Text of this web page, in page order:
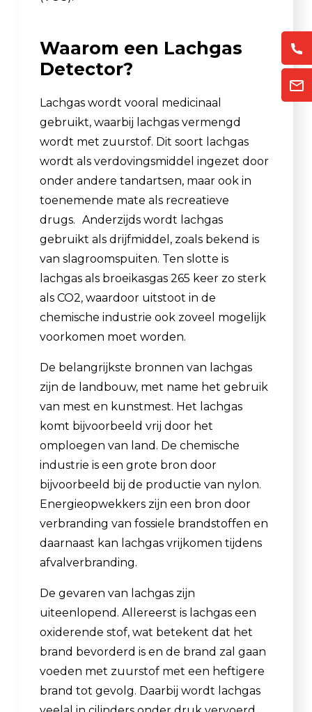
Waarom een Lachgas
Detector?
Lachgas wordt vooral medicinaal
gebruikt, waarbij lachgas vermengd
wordt met zuurstof. Dit soort lachgas
wordt als verdovingsmiddel ingezet door
onder andere tandartsen, maar ook in
toenemende mate als recreatieve
drugs. Anderzijds wordt lachgas
gebruikt als drijfmiddel, zoals bekend is
van slagroomspuiten. Ten slotte is
lachgas als broeikasgas 265 keer zo sterk
als CO2, waardoor uitstoot in de
chemische industrie ook zoveel mogelijk
voorkomen moet worden.
De belangrijkste bronnen van lachgas
zijn de landbouw, met name het gebruik
van mest en kunstmest. Het lachgas
komt bijvoorbeeld vrij door het
omploegen van land. De chemische
industrie is een grote bron door
bijvoorbeeld bij de productie van nylon.
Energieopwekkers zijn een bron door
verbranding van fossiele brandstoffen en
daarnaast kan lachgas vrijkomen tijdens
afvalverbranding.
De gevaren van lachgas zijn
uiteenlopend. Allereerst is lachgas een
oxiderende stof, wat betekent dat het
brand bevorderd is en de brand zal gaan
voeden met zuurstof met een heftigere
brand tot gevolg. Daarbij wordt lachgas